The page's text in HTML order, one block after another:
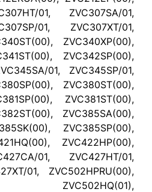
01, ZVC307SA/01,
01, ZVC307XT/01,
ZVC340XP(00),
ZVC342SP(00),
01, ZVC345SP/01,
ZVC380ST(00),
ZVC381ST(00),
ZVC385SA(00),
ZVC385SP(00),
ZVC422HP(00),
01, ZVC427HT/01,
01, ZVC502HPRU(00),
ZVC502HQ(01),